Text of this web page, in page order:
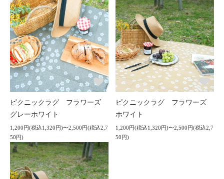
ピクニックラグ フラワーズ
グレーホワイト
1,200円(税込1,320円)〜2,500円(税込2,7
50円)
ピクニックラグ フラワーズ
ホワイト
1,200円(税込1,320円)〜2,500円(税込2,7
50円)